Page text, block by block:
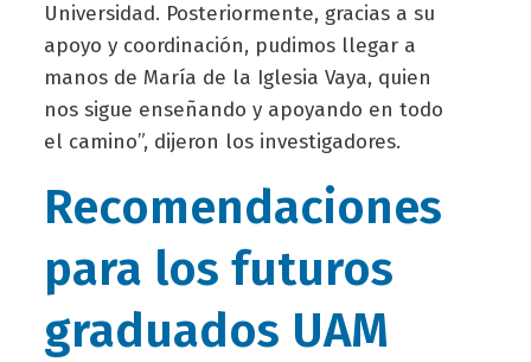
Universidad. Posteriormente, gracias a su
apoyo y coordinación, pudimos llegar a
manos de María de la Iglesia Vaya, quien
nos sigue enseñando y apoyando en todo
el camino”, dijeron los investigadores.
Recomendaciones
para los futuros
graduados UAM